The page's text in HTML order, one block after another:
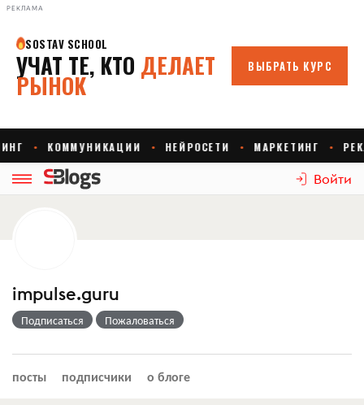
РЕКЛАМА
Войти
impulse.guru
Подписаться Пожаловаться
посты подписчики о блоге